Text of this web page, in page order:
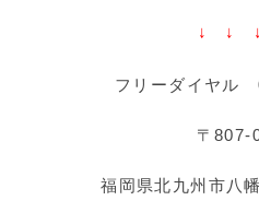
↓ ↓
フリーダイヤル
〒807-
福岡県北九州市八